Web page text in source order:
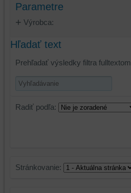
Parametre
Výrobca:
Hľadať text
Prehľadať výsledky filtra fulltextom
Radiť podľa:
Stránkovanie: